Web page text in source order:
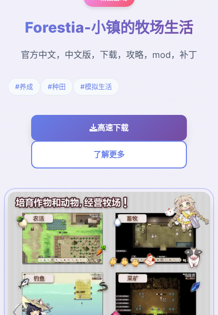
Forestia-小镇的牧场生活
官方中文，中文版，下载，攻略，mod，补丁
#养成 #种田 #模拟生活
高速下载
了解更多